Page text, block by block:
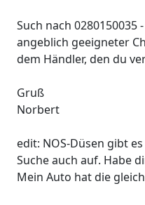
Such nach
angeblich geeigneter
dem Händler, den du
Gruß
Norbert
edit: NOS-Düsen gibt
Suche auch auf. Habe
Mein Auto hat die